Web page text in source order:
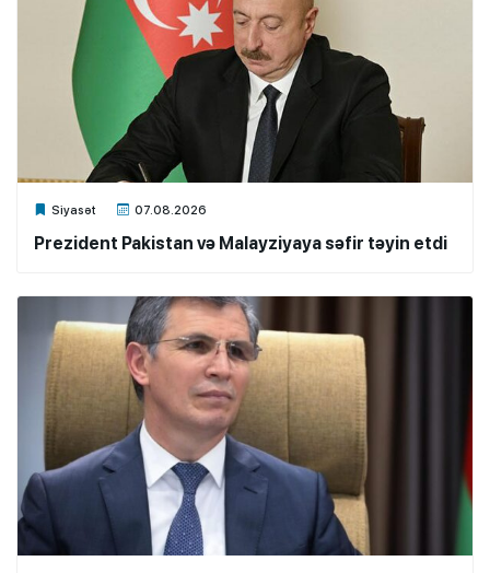
Siyasət 07.08.2026
Xalq.Online
Prezident Pakistan və Malayziyaya səfir təyin etdi